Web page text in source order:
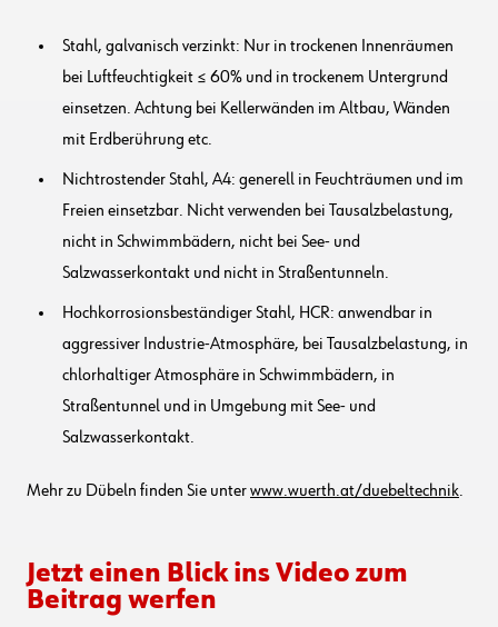
Stahl, galvanisch verzinkt: Nur in trockenen Innenräumen
bei Luftfeuchtigkeit ≤ 60% und in trockenem Untergrund
einsetzen. Achtung bei Kellerwänden im Altbau, Wänden
mit Erdberührung etc.
Nichtrostender Stahl, A4: generell in Feuchträumen und im
Freien einsetzbar. Nicht verwenden bei Tausalzbelastung,
nicht in Schwimmbädern, nicht bei See- und
Salzwasserkontakt und nicht in Straßentunneln.
Hochkorrosionsbeständiger Stahl, HCR: anwendbar in
aggressiver Industrie-Atmosphäre, bei Tausalzbelastung, in
chlorhaltiger Atmosphäre in Schwimmbädern, in
Straßentunnel und in Umgebung mit See- und
Salzwasserkontakt.
Mehr zu Dübeln finden Sie unterwww.wuerth.at/duebeltechnik.
Jetzt einen Blick ins Video zum
Beitrag werfen